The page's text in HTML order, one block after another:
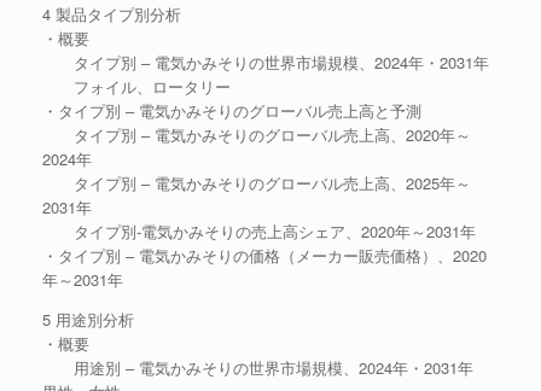
4 製品タイプ別分析
・概要
タイプ別 – 電気かみそりの世界市場規模、2024年・2031年
フォイル、ロータリー
・タイプ別 – 電気かみそりのグローバル売上高と予測
タイプ別 – 電気かみそりのグローバル売上高、2020年～
2024年
タイプ別 – 電気かみそりのグローバル売上高、2025年～
2031年
タイプ別-電気かみそりの売上高シェア、2020年～2031年
・タイプ別 – 電気かみそりの価格（メーカー販売価格）、2020
年～2031年
5 用途別分析
・概要
用途別 – 電気かみそりの世界市場規模、2024年・2031年